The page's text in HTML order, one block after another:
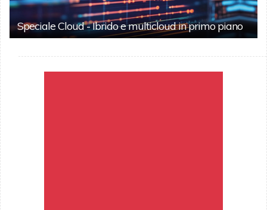
Speciale Cloud - Ibrido e multicloud in primo piano